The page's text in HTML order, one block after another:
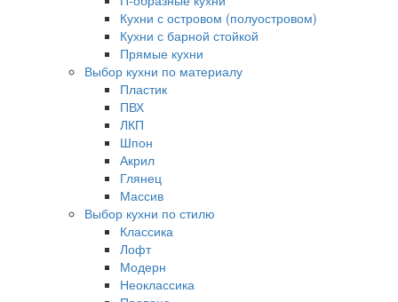
Кухни с островом (полуостровом)
Кухни с барной стойкой
Прямые кухни
Выбор кухни по материалу
Пластик
ПВХ
ЛКП
Шпон
Акрил
Глянец
Массив
Выбор кухни по стилю
Классика
Лофт
Модерн
Неоклассика